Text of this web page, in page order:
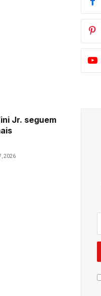
Jr. seguem
2026